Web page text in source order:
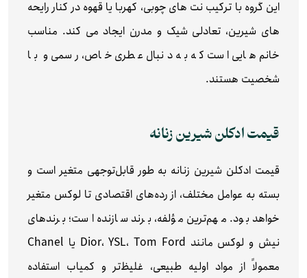
این گروه با ترکیب نت‌ های چوبی، کهربا یا قهوه در کنار رایحه‌
های شیرین، تعادلی شیک و مدرن ایجاد می‌ کند. مناسب
خانم‌ هایی است که به دنبال عطری خاص، رسمی و با
شخصیت هستند.
قیمت ادکلن شیرین زنانه
قیمت ادکلن شیرین زنانه به طور قابل‌توجهی متغیر است و
بسته به عوامل مختلف، از رده‌های اقتصادی تا لوکس متغیر
خواهد بود. مهم‌ترین مؤلفه‌، برند سازنده است؛ برندهای
نیش و لوکس مانند Dior، YSL، Tom Ford یا Chanel
معمولاً از مواد اولیه طبیعی، غلیظ‌تر و کمیاب استفاده